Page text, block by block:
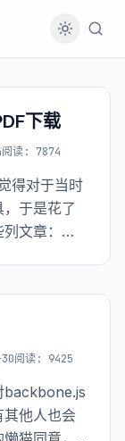
下载
阅读: 7874
得对于当时
于是花了
文章：
阅读: 9425
backbone.js
其他人也会